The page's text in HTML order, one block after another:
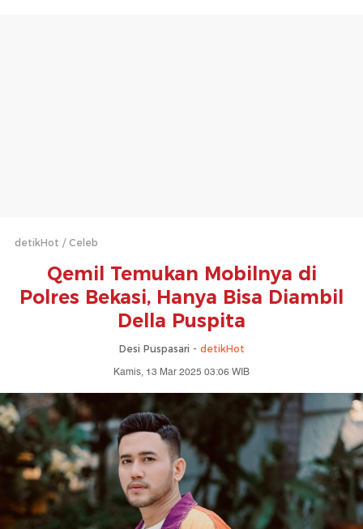
detikHot Celeb
Qemil Temukan Mobilnya di
Polres Bekasi, Hanya Bisa Diambil
Della Puspita
Desi Puspasari - detikHot
Kamis, 13 Mar 2025 03:06 WIB